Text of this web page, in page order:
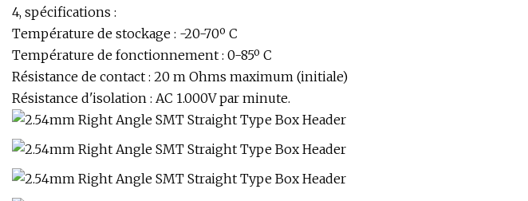
4, spécifications :
Température de stockage : -20-70º C
Température de fonctionnement : 0-85º C
Résistance de contact : 20 m Ohms maximum (initiale)
Résistance d'isolation : AC 1.000V par minute.